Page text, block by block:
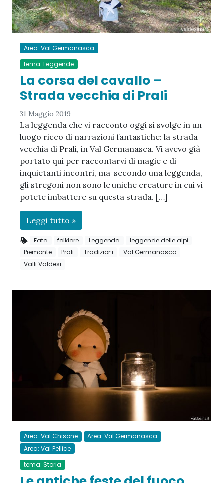
Area: Val Germanasca
tema: Leggende
La corsa del cavallo –
Strada vecchia di Prali
31 Maggio 2019
La leggenda che vi racconto oggi si svolge in un
luogo ricco di narrazioni fantastiche: la strada
vecchia di Prali, in Val Germanasca. Vi avevo già
portato qui per raccontarvi di magie e di
inquietanti incontri, ma, secondo una leggenda,
gli stregoni non sono le uniche creature in cui vi
potete imbattere su questa strada. […]
Leggi tutto »
Fata folklore Leggenda
leggende delle alpi
Piemonte
Prali Tradizioni
Val Germanasca
Valli Valdesi
Area: Val Chisone
Area: Val Germanasca
Area: Val Pellice
tema: Storia